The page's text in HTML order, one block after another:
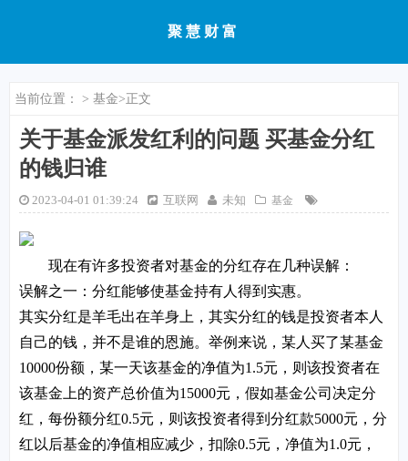
聚慧财富
当前位置： > 基金>正文
关于基金派发红利的问题 买基金分红
的钱归谁
2023-04-01 01:39:24 互联网 未知 基金
现在有许多投资者对基金的分红存在几种误解：
误解之一：分红能够使基金持有人得到实惠。
其实分红是羊毛出在羊身上，其实分红的钱是投资者本人
自己的钱，并不是谁的恩施。举例来说，某人买了某基金
10000份额，某一天该基金的净值为1.5元，则该投资者在
该基金上的资产总价值为15000元，假如基金公司决定分
红，每份额分红0.5元，则该投资者得到分红款5000元，分
红以后基金的净值相应减少，扣除0.5元，净值为1.0元，